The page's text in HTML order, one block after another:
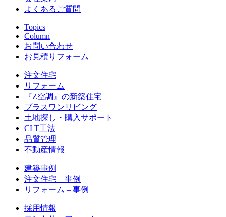
よくあるご質問
Topics
Column
お問い合わせ
お見積りフォーム
注文住宅
リフォーム
『Z空調』の新築住宅
プラスワンリビング
土地探し・購入サポート
CLT工法
品質管理
不動産情報
建築事例
注文住宅 – 事例
リフォーム – 事例
採用情報